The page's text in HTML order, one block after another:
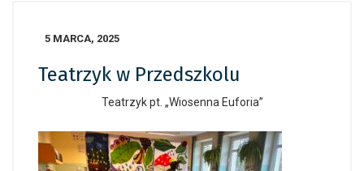
5 MARCA, 2025
Teatrzyk w Przedszkolu
Teatrzyk pt. „Wiosenna Euforia”